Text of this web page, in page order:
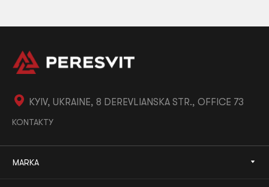
KYIV, UKRAINE, 8 DEREVLIANSKA STR., OFFICE 73
KONTAKTY
MARKA